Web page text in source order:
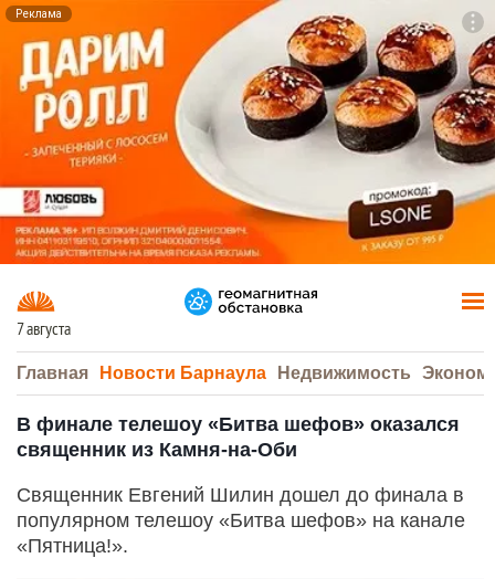
Реклама
7 августа
Главная Новости Барнаула Недвижимость
В финале телешоу «Битва шефов» оказался
священник из Камня-на-Оби
Священник Евгений Шилин дошел до финала в
популярном телешоу «Битва шефов» на канале
«Пятница!».